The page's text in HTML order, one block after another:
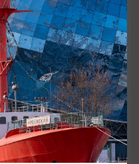
Куршской
13:00